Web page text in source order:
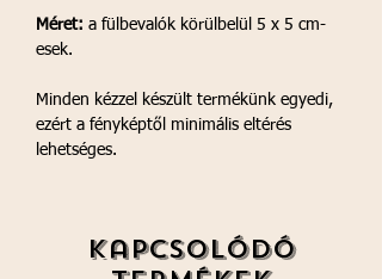
Méret: a fülbevalók körülbelül 5 x 5 cm-
esek.
Minden kézzel készült termékünk egyedi,
ezért a fényképtől minimális eltérés
lehetséges.
Kapcsolódó